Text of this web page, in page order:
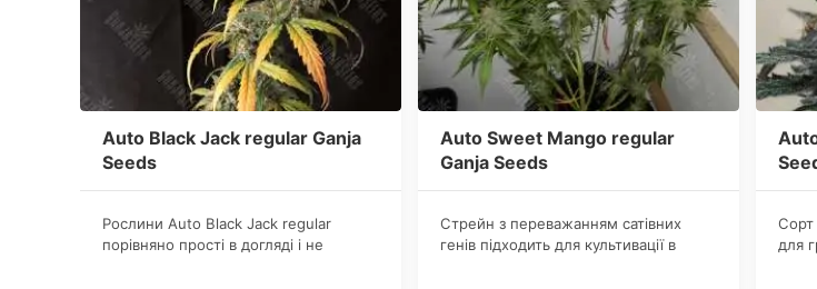
Auto Black Jack regular Ganja
Seeds
Рослини Аuto Black Jack regular
порівняно прості в догляді і не
Auto Sweet Mango regular
Ganja Seeds
Стрейн з переважанням сатівних
генів підходить для культивації в
Сорт
для